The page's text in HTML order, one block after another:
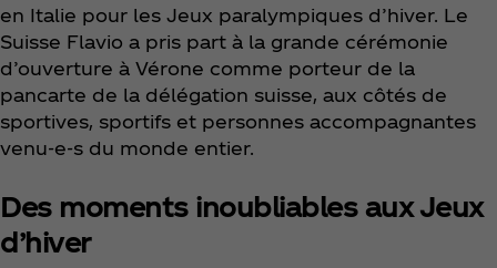
en Italie pour les Jeux paralympiques d’hiver. Le
Suisse Flavio a pris part à la grande cérémonie
d’ouverture à Vérone comme porteur de la
pancarte de la délégation suisse, aux côtés de
sportives, sportifs et personnes accompagnantes
venu-e-s du monde entier.
Des moments inoubliables aux Jeux
d’hiver